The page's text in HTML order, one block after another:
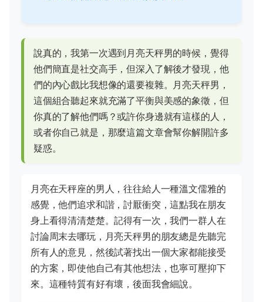
說真的，我第一次遇到月亮天秤男的時候，覺得
他們簡直是社交高手，但深入了解後才發現，他
們的內心戲比我想像的還要複雜。月亮天秤男，
這個組合聽起來就充滿了平衡與美感的象徵，但
你真的了解他們嗎？或許你身邊就有這樣的人，
或者你自己就是，那麼這篇文章會幫你解開許多
疑惑。
月亮在天秤座的男人，往往給人一種溫文儒雅的
感覺，他們追求和諧，討厭衝突，這點我在朋友
身上看得清清楚楚。記得有一次，我們一群人在
討論周末去哪玩，月亮天秤男的朋友總是先聽完
所有人的意見，然後試著找出一個大家都能接受
的方案，即使他自己有其他想法，也寧可壓抑下
來。這種特質有好有壞，後面我會細說。